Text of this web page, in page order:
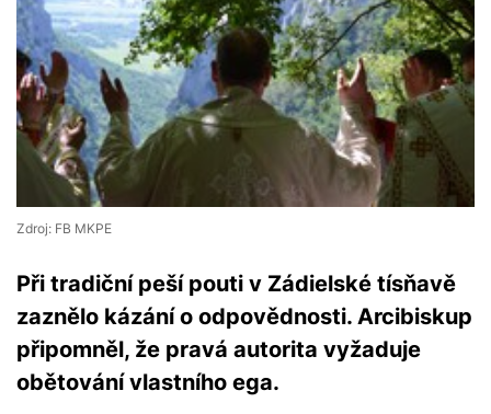
Zdroj: FB MKPE
Při tradiční peší pouti v Zádielské tísňavě
zaznělo kázání o odpovědnosti. Arcibiskup
připomněl, že pravá autorita vyžaduje
obětování vlastního ega.